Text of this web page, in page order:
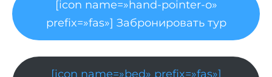
[icon name=»hand-pointer-o»
prefix=»fas»] Забронировать тур
[icon name=»bed» prefix=»fas»]